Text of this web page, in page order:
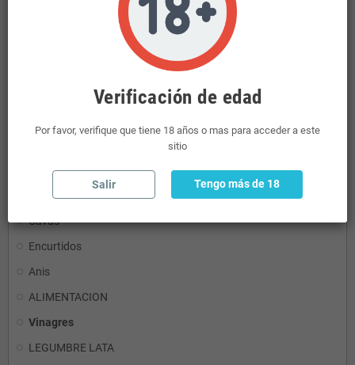
TÓNICAS
CERVEZA
Cavas
Encurtidos
Anis
ALIMENTACION
Vinagres
LEGUMBRE LATA
Verificación de edad
Por favor, verifique que tiene 18 años o mas para acceder a este
sitio
Salir Tengo más de 18